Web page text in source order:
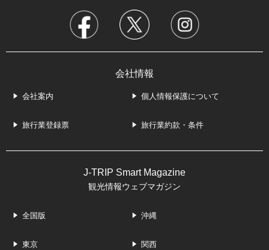
会社情報
会社案内 個人情報保護について
旅行業登録票 旅行業約款・条件
J-TRIP Smart Magazine
観光情報ウェブマガジン
全国版 沖縄
東京 関西